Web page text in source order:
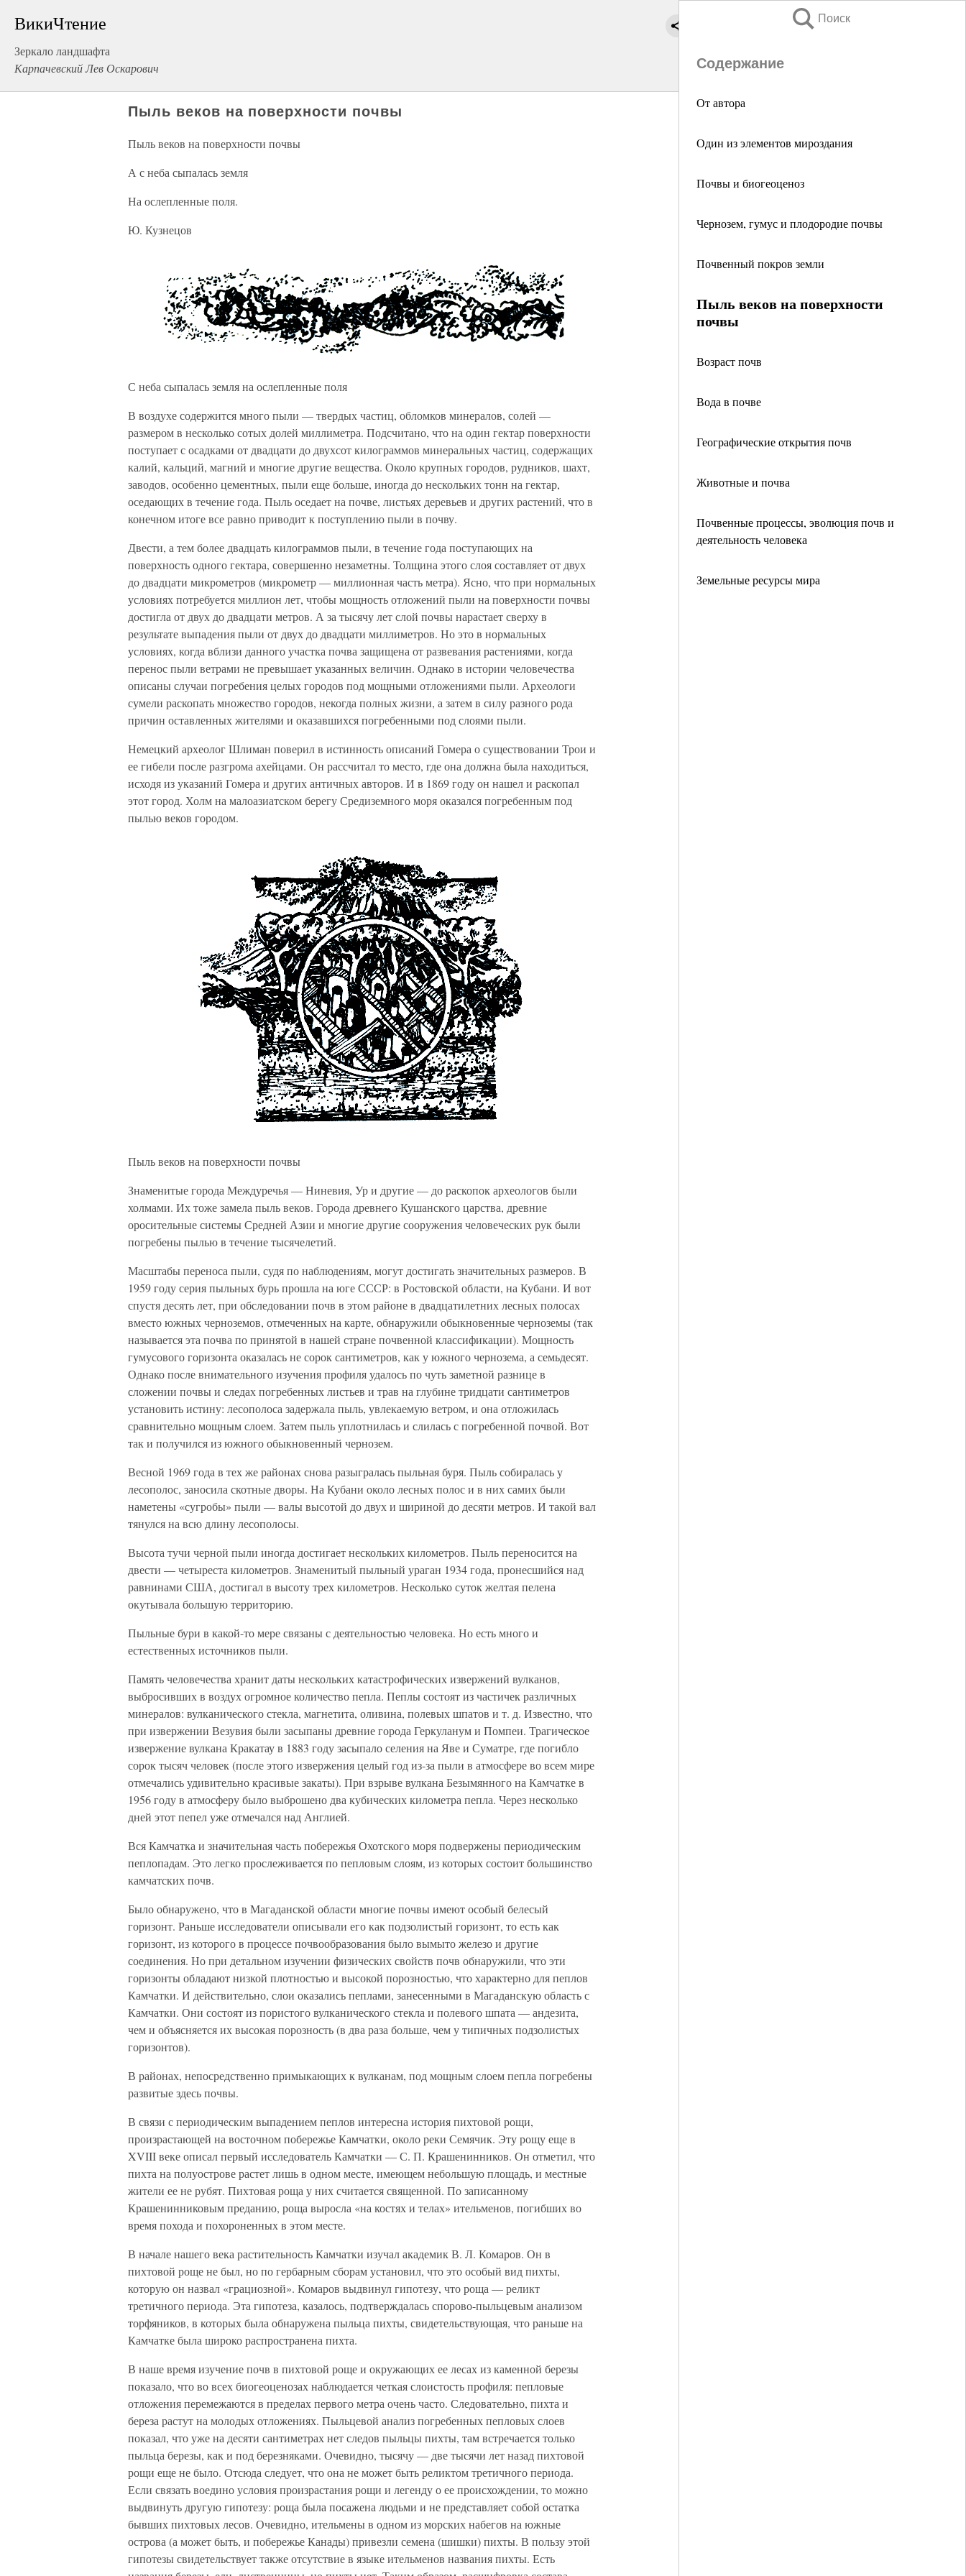
ВикиЧтение
Зеркало ландшафта
Карпачевский Лев Оскарович
Поиск
Содержание
От автора
Один из элементов мироздания
Почвы и биогеоценоз
Чернозем, гумус и плодородие почвы
Почвенный покров земли
Пыль веков на поверхности
почвы
Возраст почв
Вода в почве
Географические открытия почв
Животные и почва
Почвенные процессы, эволюция почв и
деятельность человека
Земельные ресурсы мира
Пыль веков на поверхности почвы
Пыль веков на поверхности почвы
А с неба сыпалась земля
На ослепленные поля.
Ю. Кузнецов
С неба сыпалась земля на ослепленные поля
В воздухе содержится много пыли — твердых частиц, обломков минералов, солей —
размером в несколько сотых долей миллиметра. Подсчитано, что на один гектар поверхности
поступает с осадками от двадцати до двухсот килограммов минеральных частиц, содержащих
калий, кальций, магний и многие другие вещества. Около крупных городов, рудников, шахт,
заводов, особенно цементных, пыли еще больше, иногда до нескольких тонн на гектар,
оседающих в течение года. Пыль оседает на почве, листьях деревьев и других растений, что в
конечном итоге все равно приводит к поступлению пыли в почву.
Двести, а тем более двадцать килограммов пыли, в течение года поступающих на
поверхность одного гектара, совершенно незаметны. Толщина этого слоя составляет от двух
до двадцати микрометров (микрометр — миллионная часть метра). Ясно, что при нормальных
условиях потребуется миллион лет, чтобы мощность отложений пыли на поверхности почвы
достигла от двух до двадцати метров. А за тысячу лет слой почвы нарастает сверху в
результате выпадения пыли от двух до двадцати миллиметров. Но это в нормальных
условиях, когда вблизи данного участка почва защищена от развевания растениями, когда
перенос пыли ветрами не превышает указанных величин. Однако в истории человечества
описаны случаи погребения целых городов под мощными отложениями пыли. Археологи
сумели раскопать множество городов, некогда полных жизни, а затем в силу разного рода
причин оставленных жителями и оказавшихся погребенными под слоями пыли.
Немецкий археолог Шлиман поверил в истинность описаний Гомера о существовании Трои и
ее гибели после разгрома ахейцами. Он рассчитал то место, где она должна была находиться,
исходя из указаний Гомера и других античных авторов. И в 1869 году он нашел и раскопал
этот город. Холм на малоазиатском берегу Средиземного моря оказался погребенным под
пылью веков городом.
Пыль веков на поверхности почвы
Знаменитые города Междуречья — Ниневия, Ур и другие — до раскопок археологов были
холмами. Их тоже замела пыль веков. Города древнего Кушанского царства, древние
оросительные системы Средней Азии и многие другие сооружения человеческих рук были
погребены пылью в течение тысячелетий.
Масштабы переноса пыли, судя по наблюдениям, могут достигать значительных размеров. В
1959 году серия пыльных бурь прошла на юге СССР: в Ростовской области, на Кубани. И вот
спустя десять лет, при обследовании почв в этом районе в двадцатилетних лесных полосах
вместо южных черноземов, отмеченных на карте, обнаружили обыкновенные черноземы (так
называется эта почва по принятой в нашей стране почвенной классификации). Мощность
гумусового горизонта оказалась не сорок сантиметров, как у южного чернозема, а семьдесят.
Однако после внимательного изучения профиля удалось по чуть заметной разнице в
сложении почвы и следах погребенных листьев и трав на глубине тридцати сантиметров
установить истину: лесополоса задержала пыль, увлекаемую ветром, и она отложилась
сравнительно мощным слоем. Затем пыль уплотнилась и слилась с погребенной почвой. Вот
так и получился из южного обыкновенный чернозем.
Весной 1969 года в тех же районах снова разыгралась пыльная буря. Пыль собиралась у
лесополос, заносила скотные дворы. На Кубани около лесных полос и в них самих были
наметены «сугробы» пыли — валы высотой до двух и шириной до десяти метров. И такой вал
тянулся на всю длину лесополосы.
Высота тучи черной пыли иногда достигает нескольких километров. Пыль переносится на
двести — четыреста километров. Знаменитый пыльный ураган 1934 года, пронесшийся над
равнинами США, достигал в высоту трех километров. Несколько суток желтая пелена
окутывала большую территорию.
Пыльные бури в какой-то мере связаны с деятельностью человека. Но есть много и
естественных источников пыли.
Память человечества хранит даты нескольких катастрофических извержений вулканов,
выбросивших в воздух огромное количество пепла. Пеплы состоят из частичек различных
минералов: вулканического стекла, магнетита, оливина, полевых шпатов и т. д. Известно, что
при извержении Везувия были засыпаны древние города Геркуланум и Помпеи. Трагическое
извержение вулкана Кракатау в 1883 году засыпало селения на Яве и Суматре, где погибло
сорок тысяч человек (после этого извержения целый год из-за пыли в атмосфере во всем мире
отмечались удивительно красивые закаты). При взрыве вулкана Безымянного на Камчатке в
1956 году в атмосферу было выброшено два кубических километра пепла. Через несколько
дней этот пепел уже отмечался над Англией.
Вся Камчатка и значительная часть побережья Охотского моря подвержены периодическим
пеплопадам. Это легко прослеживается по пепловым слоям, из которых состоит большинство
камчатских почв.
Было обнаружено, что в Магаданской области многие почвы имеют особый белесый
горизонт. Раньше исследователи описывали его как подзолистый горизонт, то есть как
горизонт, из которого в процессе почвообразования было вымыто железо и другие
соединения. Но при детальном изучении физических свойств почв обнаружили, что эти
горизонты обладают низкой плотностью и высокой порозностью, что характерно для пеплов
Камчатки. И действительно, слои оказались пеплами, занесенными в Магаданскую область с
Камчатки. Они состоят из пористого вулканического стекла и полевого шпата — андезита,
чем и объясняется их высокая порозность (в два раза больше, чем у типичных подзолистых
горизонтов).
В районах, непосредственно примыкающих к вулканам, под мощным слоем пепла погребены
развитые здесь почвы.
В связи с периодическим выпадением пеплов интересна история пихтовой рощи,
произрастающей на восточном побережье Камчатки, около реки Семячик. Эту рощу еще в
XVIII веке описал первый исследователь Камчатки — С. П. Крашенинников. Он отметил, что
пихта на полуострове растет лишь в одном месте, имеющем небольшую площадь, и местные
жители ее не рубят. Пихтовая роща у них считается священной. По записанному
Крашенинниковым преданию, роща выросла «на костях и телах» ительменов, погибших во
время похода и похороненных в этом месте.
В начале нашего века растительность Камчатки изучал академик В. Л. Комаров. Он в
пихтовой роще не был, но по гербарным сборам установил, что это особый вид пихты,
которую он назвал «грациозной». Комаров выдвинул гипотезу, что роща — реликт
третичного периода. Эта гипотеза, казалось, подтверждалась спорово-пыльцевым анализом
торфяников, в которых была обнаружена пыльца пихты, свидетельствующая, что раньше на
Камчатке была широко распространена пихта.
В наше время изучение почв в пихтовой роще и окружающих ее лесах из каменной березы
показало, что во всех биогеоценозах наблюдается четкая слоистость профиля: пепловые
отложения перемежаются в пределах первого метра очень часто. Следовательно, пихта и
береза растут на молодых отложениях. Пыльцевой анализ погребенных пепловых слоев
показал, что уже на десяти сантиметрах нет следов пыльцы пихты, там встречается только
пыльца березы, как и под березняками. Очевидно, тысячу — две тысячи лет назад пихтовой
рощи еще не было. Отсюда следует, что она не может быть реликтом третичного периода.
Если связать воедино условия произрастания рощи и легенду о ее происхождении, то можно
выдвинуть другую гипотезу: роща была посажена людьми и не представляет собой остатка
бывших пихтовых лесов. Очевидно, ительмены в одном из морских набегов на южные
острова (а может быть, и побережье Канады) привезли семена (шишки) пихты. В пользу этой
гипотезы свидетельствует также отсутствие в языке ительменов названия пихты. Есть